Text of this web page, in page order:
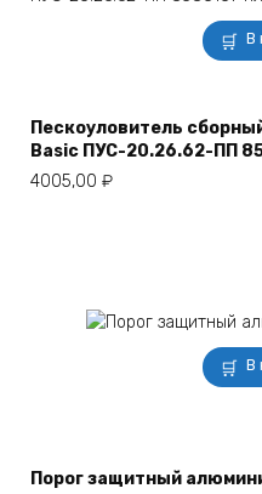
В
Пескоуловитель
Basic ПУС-20.26.62-ПП
4005,00 ₽
В
Порог защитный